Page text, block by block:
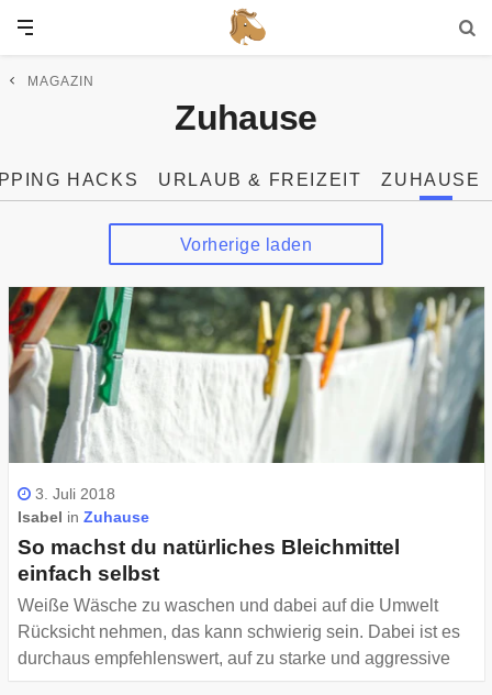
MAGAZIN
Zuhause
HACKS URLAUB & FREIZEIT ZUHAUSE
Vorherige laden
3. Juli 2018
Isabel in Zuhause
So machst du natürliches Bleichmittel
einfach selbst
Weiße Wäsche zu waschen und dabei auf die Umwelt
Rücksicht nehmen, das kann schwierig sein. Dabei ist es
durchaus empfehlenswert, auf zu starke und aggressive
Chemie zu verzichten: Immerhin trägst du deine Kleidung